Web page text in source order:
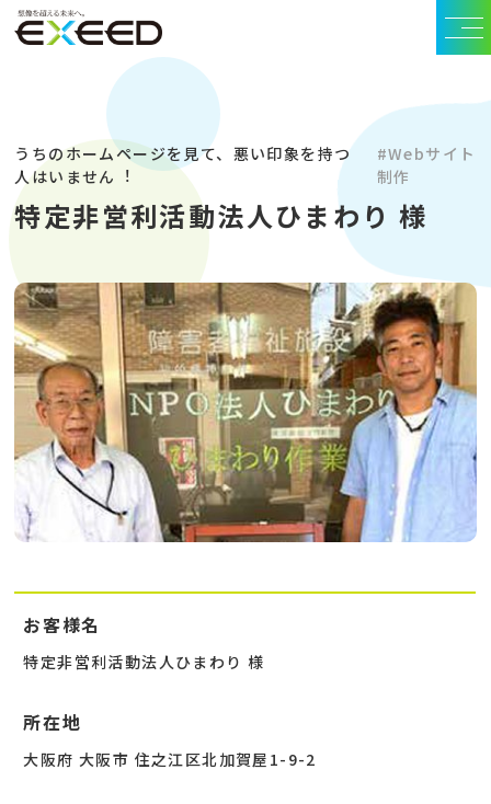
うちのホームページを見て、悪い印象を持つ
人はいません︕
#Webサイト
制作
特定非営利活動法人ひまわり 様
お客様名
特定非営利活動法人ひまわり 様
所在地
大阪府 大阪市 住之江区北加賀屋1-9-2